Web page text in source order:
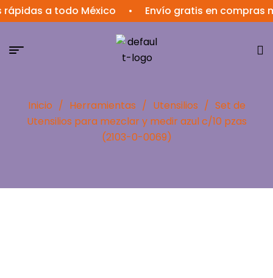
a todo México • Envío gratis en compras
Inicio / Herramientas / Utensilios / Set de
Utensilios para mezclar y medir azul c/10 pzas
(2103-0-0069)